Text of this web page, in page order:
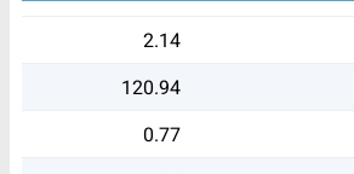
2.14
120.94
0.77